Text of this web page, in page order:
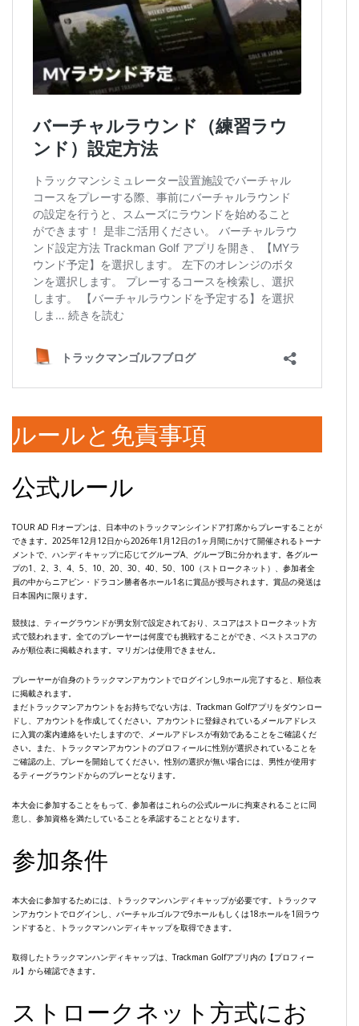
ルールと免責事項
公式ルール
TOUR AD FIオープンは、日本中のトラックマンシインドア打席からプレーすることが
できます。2025年12月12日から2026年1月12日の1ヶ月間にかけて開催されるトーナ
メントで、ハンディキャップに応じてグループA、グループBに分かれます。各グルー
プの1、2、3、4、5、10、20、30、40、50、100（ストロークネット）、参加者全
員の中からニアピン・ドラコン勝者各ホール1名に賞品が授与されます。賞品の発送は
日本国内に限ります。
競技は、ティーグラウンドが男女別で設定されており、スコアはストロークネット方
式で競われます。全てのプレーヤーは何度でも挑戦することができ、ベストスコアの
みが順位表に掲載されます。マリガンは使用できません。
プレーヤーが自身のトラックマンアカウントでログインし9ホール完了すると、順位表
に掲載されます。
まだトラックマンアカウントをお持ちでない方は、Trackman Golfアプリをダウンロー
ドし、アカウントを作成してください。アカウントに登録されているメールアドレス
に入賞の案内連絡をいたしますので、メールアドレスが有効であることをご確認くだ
さい。また、トラックマンアカウントのプロフィールに性別が選択されていることを
ご確認の上、プレーを開始してください。性別の選択が無い場合には、男性が使用す
るティーグラウンドからのプレーとなります。
本大会に参加することをもって、参加者はこれらの公式ルールに拘束されることに同
意し、参加資格を満たしていることを承認することとなります。
参加条件
本大会に参加するためには、トラックマンハンディキャップが必要です。トラックマ
ンアカウントでログインし、バーチャルゴルフで9ホールもしくは18ホールを1回ラウ
ンドすると、トラックマンハンディキャップを取得できます。
取得したトラックマンハンディキャップは、Trackman Golfアプリ内の【プロフィー
ル】から確認できます。
ストロークネット方式にお